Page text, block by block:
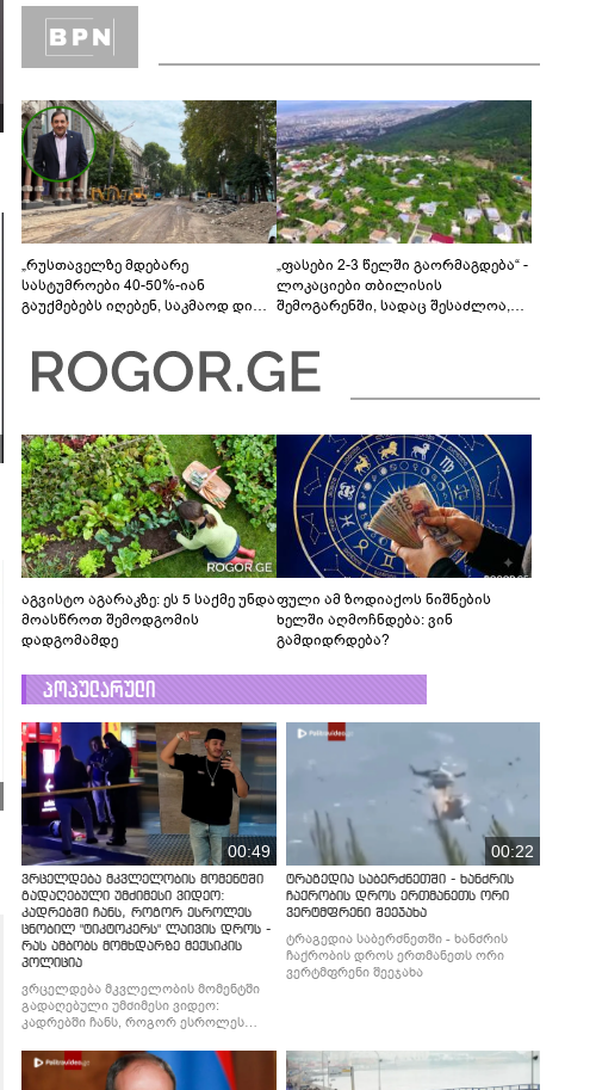
ლაბირინთები?
„რუსთაველზე მდებარე
სასტუმროები 40-50%-იან
გაუქმებებს იღებენ, საკმაოდ დიდი
შეხვდებოდა“
„ფასები 2-3 წელში გაორმაგდება“ -
ლოკაციები თბილისის
შემოგარენში, სადაც შესაძლოა,
აგვისტო აგარაკზე: ეს 5 საქმე უნდა
მოასწროთ შემოდგომის
დადგომამდე
ფული ამ ზოდიაქოს ნიშნების
ხელში აღმოჩნდება: ვინ
გამდიდრდება?
პოპულარული
00:49
ვრცელდება მკვლელობის მომენტში
გადაღებული უმძიმესი ვიდეო:
კადრებში ჩანს, როგორ ესროლეს
ცნობილ "ტიკტოკერს" ლაივის დროს -
რას ამბობს მომხდარზე მექსიკის
პოლიცია
ვრცელდება მკვლელობის მომენტში
გადაღებული უმძიმესი ვიდეო:
კადრებში ჩანს, როგორ ესროლეს
რას ამბობს მომხდარზე მექსიკის
პოლიცია
00:22
ტრაგედია საბერძნეთში - ხანძრის
ჩაქრობის დროს ერთმანეთს ორი
ვერტმფრენი შეეჯახა
ტრაგედია საბერძნეთში - ხანძრის
ჩაქრობის დროს ერთმანეთს ორი
ვერტმფრენი შეეჯახა